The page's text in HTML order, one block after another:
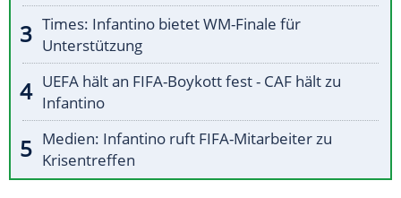
Times: Infantino bietet WM-Finale für
Unterstützung
UEFA hält an FIFA-Boykott fest - CAF hält zu
Infantino
Medien: Infantino ruft FIFA-Mitarbeiter zu
Krisentreffen